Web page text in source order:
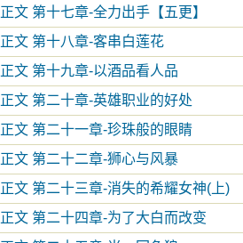
正文 第十七章-全力出手【五更】
正文 第十八章-客串白莲花
正文 第十九章-以酒品看人品
正文 第二十章-英雄职业的好处
正文 第二十一章-珍珠般的眼睛
正文 第二十二章-狮心与风暴
正文 第二十三章-消失的希耀女神(上)
正文 第二十四章-为了大白而改变